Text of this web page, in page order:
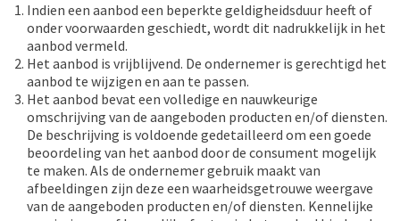
Indien een aanbod een beperkte geldigheidsduur heeft of
onder voorwaarden geschiedt, wordt dit nadrukkelijk in het
aanbod vermeld.
Het aanbod is vrijblijvend. De ondernemer is gerechtigd het
aanbod te wijzigen en aan te passen.
Het aanbod bevat een volledige en nauwkeurige
omschrijving van de aangeboden producten en/of diensten.
De beschrijving is voldoende gedetailleerd om een goede
beoordeling van het aanbod door de consument mogelijk
te maken. Als de ondernemer gebruik maakt van
afbeeldingen zijn deze een waarheidsgetrouwe weergave
van de aangeboden producten en/of diensten. Kennelijke